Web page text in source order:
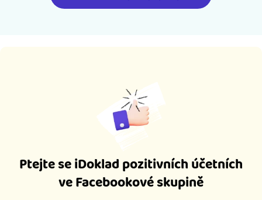
Ptejte se iDoklad pozitivních účetních
ve Facebookové skupině